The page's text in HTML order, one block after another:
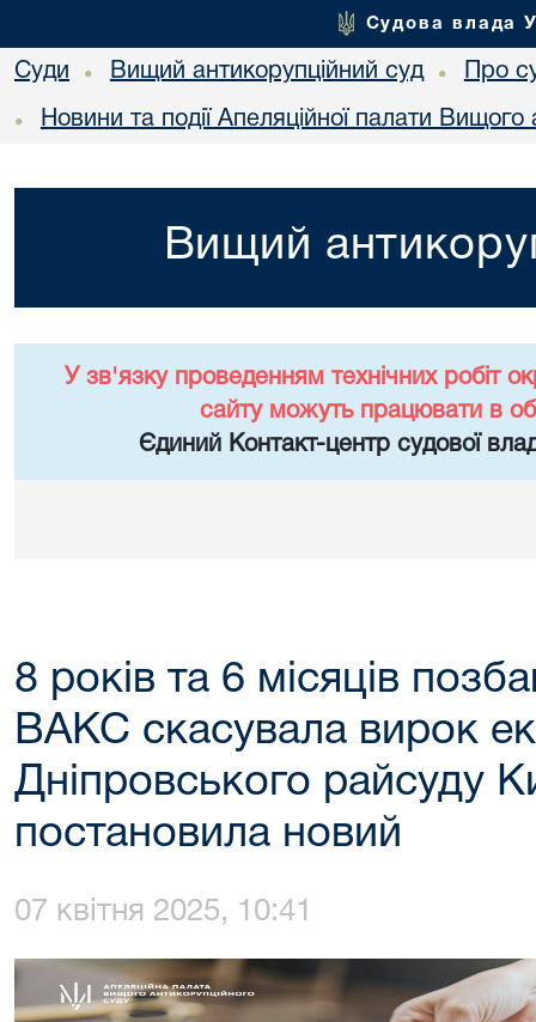
Судова влада
Суди • Вищий антикорупційний суд • Про
• Новини та події Апеляційної палати Вищого
Вищий
У зв'язку проведенням технічних робіт
сайту можуть працювати в
Єдиний Контакт-центр судової
8 років та 6 місяців
ВАКС скасувала вирок
Дніпровського райсуду
постановила новий
07 квітня 2025, 10:41